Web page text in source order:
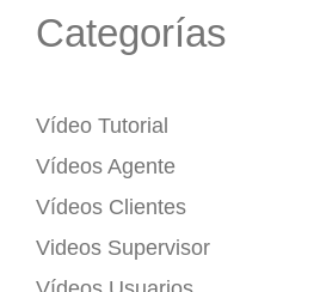
Categorías
Vídeo Tutorial
Vídeos Agente
Vídeos Clientes
Videos Supervisor